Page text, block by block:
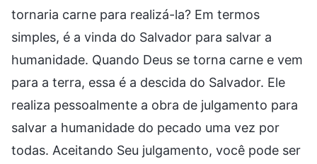
tornaria carne para realizá-la? Em termos
simples, é a vinda do Salvador para salvar a
humanidade. Quando Deus se torna carne e vem
para a terra, essa é a descida do Salvador. Ele
realiza pessoalmente a obra de julgamento para
salvar a humanidade do pecado uma vez por
todas. Aceitando Seu julgamento, você pode ser